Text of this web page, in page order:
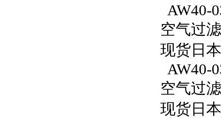
AW40-
空气过
现货日
AW40-
空气过
现货日